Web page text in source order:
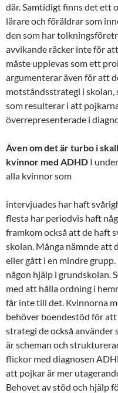
där. Samtidigt finns det ett
lärare och föräldrar som
den som har
avvikande räcker inte för
måste upplevas som ett
argumenterar även för att
motståndsstrategi i skolan,
som resulterar i att
överrepresenterade i
Även om det är turbo i
kvinnor med ADHD I
alla kvinnor som
intervjuades har haft
flesta har periodvis haft
framkom också att de haft
skolan. Många nämnde att
eller gått i en mindre
någon hjälp i grundskolan.
med att hålla ordning i
får inte till det. Kvinnorna
behöver boendestöd för att
strategi de också
är scheman och
flickor med diagnosen
att pojkar är mer
Behovet av stöd och hjälp